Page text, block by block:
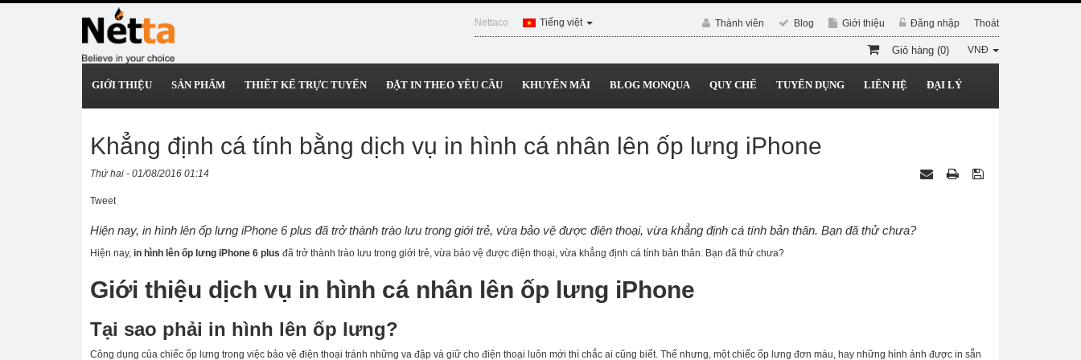
Nettaco Tiếng việt Thành viên Blog Giới thiệu Đăng nhập Thoát
VNĐ
Giỏ hàng (0)
GIỚI THIỆU SẢN PHẨM THIẾT KẾ TRỰC TUYẾN ĐẶT IN THEO YÊU CẦU KHUYẾN MÃI BLOG MONQUA QUY CHẾ TUYỂN DỤNG LIÊN HỆ ĐẠI LÝ
Khẳng định cá tính bằng dịch vụ in hình cá nhân lên ốp lưng iPhone
Thứ hai - 01/08/2016 01:14
Tweet
Hiện nay, in hình lên ốp lưng iPhone 6 plus đã trở thành trào lưu trong giới trẻ, vừa bảo vệ được điện thoại, vừa khẳng định cá tính bản thân. Bạn đã thử chưa?
Hiện nay, in hình lên ốp lưng iPhone 6 plus đã trở thành trào lưu trong giới trẻ, vừa bảo vệ được điện thoại, vừa khẳng định cá tính bản thân. Bạn đã thử chưa?
Giới thiệu dịch vụ in hình cá nhân lên ốp lưng iPhone
Tại sao phải in hình lên ốp lưng?
Công dụng của chiếc ốp lưng trong việc bảo vệ điện thoại tránh những va đập và giữ cho điện thoại luôn mới thì chắc ai cũng biết. Thế nhưng, một chiếc ốp lưng đơn màu, hay những hình ảnh được in sẵn